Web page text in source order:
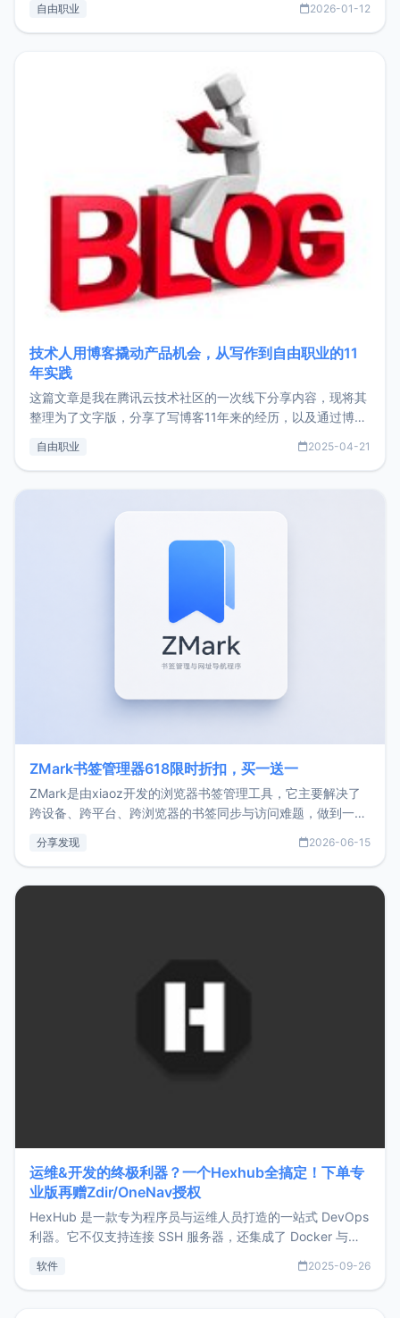
收入下降20%，但却过得很充实，2026年不求突破，但求保
自由职业 2026-01-12
技术人用博客撬动产品机会，从写作到自由职业的11
年实践
这篇文章是我在腾讯云技术社区的一次线下分享内容，现将其
整理为了文字版，分享了写博客11年来的经历，以及通过博客
了我的首个产品ImgURL的真实数据和产品现状。自我介绍大
自由职业 2025-04-21
ZMark书签管理器618限时折扣，买一送一
ZMark是由xiaoz开发的浏览器书签管理工具，它主要解决了
跨设备、跨平台、跨浏览器的书签同步与访问难题，做到一处
用，让管理更高效。ZMark官网地址：
分享发现 2026-06-15
运维&开发的终极利器？一个Hexhub全搞定！下单专
业版再赠Zdir/OneNav授权
HexHub 是一款专为程序员与运维人员打造的一站式 DevOps
利器。它不仅支持连接 SSH 服务器，还集成了 Docker 与常
件间频繁切换，仅凭 HexHub 即可同时搞定运维与数据库操
软件 2025-09-26